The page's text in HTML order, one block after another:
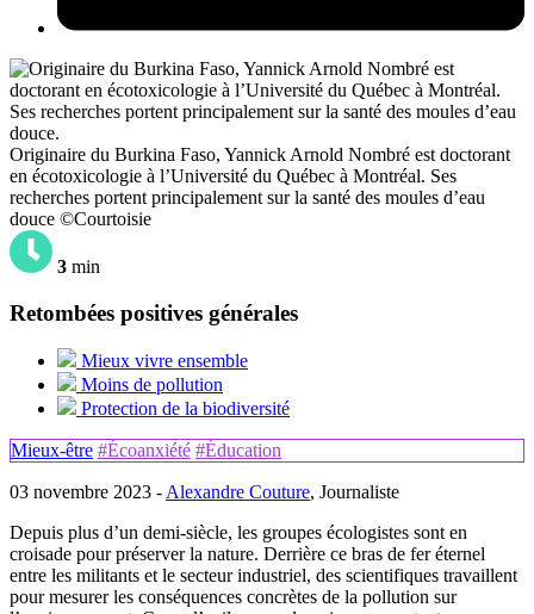
Originaire du Burkina Faso, Yannick Arnold Nombré est doctorant
en écotoxicologie à l’Université du Québec à Montréal. Ses
recherches portent principalement sur la santé des moules d’eau
douce ©Courtoisie
3 min
Retombées positives générales
Mieux vivre ensemble
Moins de pollution
Protection de la biodiversité
Mieux-être #Écoanxiété #Éducation
03 novembre 2023 -Alexandre Couture, Journaliste
Depuis plus d’un demi-siècle, les groupes écologistes sont en
croisade pour préserver la nature. Derrière ce bras de fer éternel
entre les militants et le secteur industriel, des scientifiques travaillent
pour mesurer les conséquences concrètes de la pollution sur